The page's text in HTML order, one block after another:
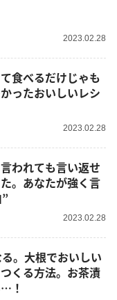
2023.02.28
食べるだけじゃも
ったおいしいレシ
2023.02.28
われても言い返せ
。あなたが強く言
2023.02.28
。大根でおいしい
くる方法。お茶漬
！